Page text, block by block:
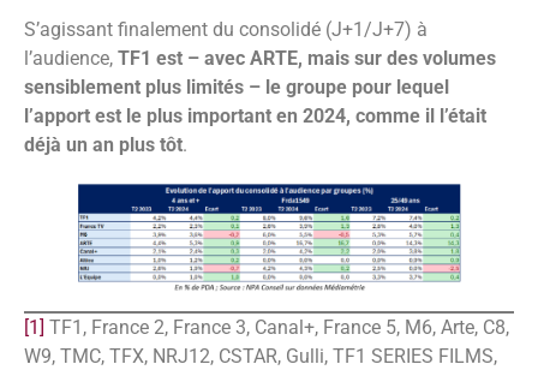
S’agissant finalement du consolidé (J+1/J+7) à
l’audience, TF1 est – avec ARTE, mais sur des volumes
sensiblement plus limités – le groupe pour lequel
l’apport est le plus important en 2024, comme il l’était
déjà un an plus tôt.
[1] TF1, France 2, France 3, Canal+, France 5, M6, Arte, C8,
W9, TMC, TFX, NRJ12, CSTAR, Gulli, TF1 SERIES FILMS,